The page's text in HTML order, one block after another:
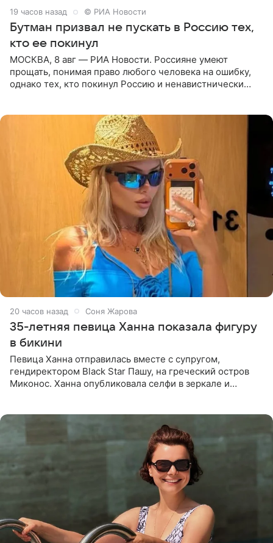
19 часов назад © РИА Новости
Бутман призвал не пускать в Россию тех,
кто ее покинул
МОСКВА, 8 авг — РИА Новости. Россияне умеют
прощать, понимая право любого человека на ошибку,
однако тех, кто покинул Россию и ненавистнически
20 часов назад Соня Жарова
35-летняя певица Ханна показала фигуру
в бикини
Певица Ханна отправилась вместе с супругом,
гендиректором Black Star Пашу, на греческий остров
Миконос. Ханна опубликовала селфи в зеркале и